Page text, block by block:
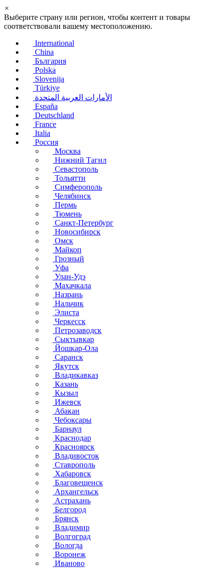
×
Выберите страну или регион, чтобы контент и товары
соответствовали вашему местоположению.
International
China
България
Polska
Slovenija
Türkiye
الأمارات العربية المتحدة
España
Deutschland
France
Italia
Россия
Москва
Нижний Тагил
Севастополь
Тольятти
Симферополь
Челябинск
Пермь
Тюмень
Санкт-Петербург
Новосибирск
Омск
Майкоп
Грозный
Уфа
Улан-Удэ
Махачкала
Назрань
Нальчик
Элиста
Черкесск
Петрозаводск
Сыктывкар
Йошкар-Ола
Саранск
Якутск
Владикавказ
Казань
Кызыл
Ижевск
Абакан
Чебоксары
Барнаул
Краснодар
Красноярск
Владивосток
Ставрополь
Хабаровск
Благовещенск
Архангельск
Астрахань
Белгород
Брянск
Владимир
Волгоград
Вологда
Воронеж
Иваново